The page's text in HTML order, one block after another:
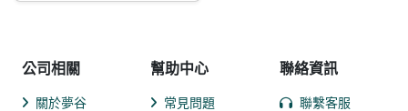
公司相關
關於夢谷
幫助中心
常見問題
聯絡資訊
聯繫客服